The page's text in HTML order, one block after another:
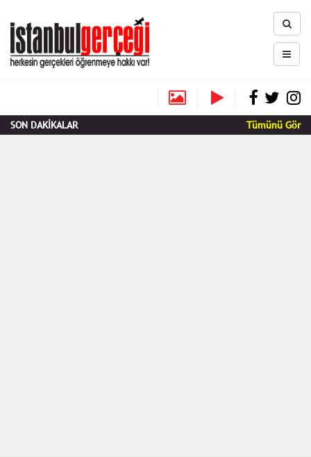
SON DAKİKALAR Tümünü Gör